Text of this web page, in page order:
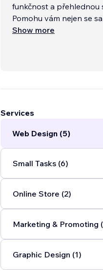
funkčnost a přehlednou
Pomohu vám nejen se
online prezentace
Show more
Services
Web Design (5)
Small Tasks (6)
Online Store (2)
Marketing & Promoting
Graphic Design (1)